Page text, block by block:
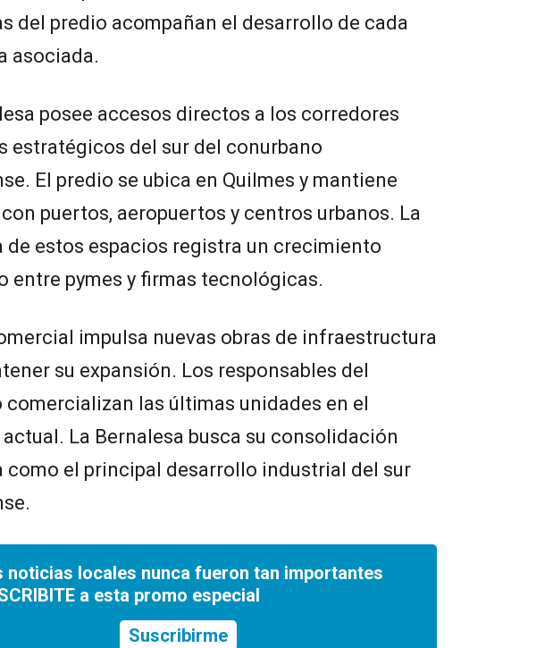
del predio acompañan el desarrollo de cada
asociada.
posee accesos directos a los corredores
estratégicos del sur del conurbano
El predio se ubica en Quilmes y mantiene
puertos, aeropuertos y centros urbanos. La
de estos espacios registra un crecimiento
entre pymes y firmas tecnológicas.
impulsa nuevas obras de infraestructura
su expansión. Los responsables del
comercializan las últimas unidades en el
La Bernalesa busca su consolidación
como el principal desarrollo industrial del sur
noticias locales nunca fueron tan importantes
a esta promo especial
Suscribirme